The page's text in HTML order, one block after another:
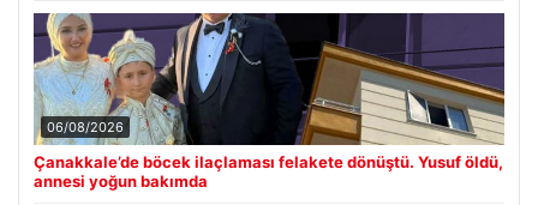
06/08/2026
Çanakkale’de böcek ilaçlaması felakete dönüştü. Yusuf öldü,
annesi yoğun bakımda